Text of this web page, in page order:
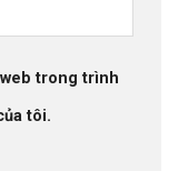
trong trình
tôi.